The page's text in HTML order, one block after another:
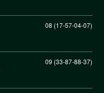
08 (17-57-04-07)
09 (33-87-88-37)